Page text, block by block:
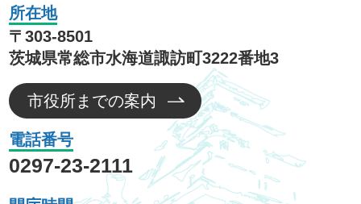
所在地
〒303-8501
茨城県常総市水海道諏訪町3222番地3
市役所までの案内
電話番号
0297-23-2111